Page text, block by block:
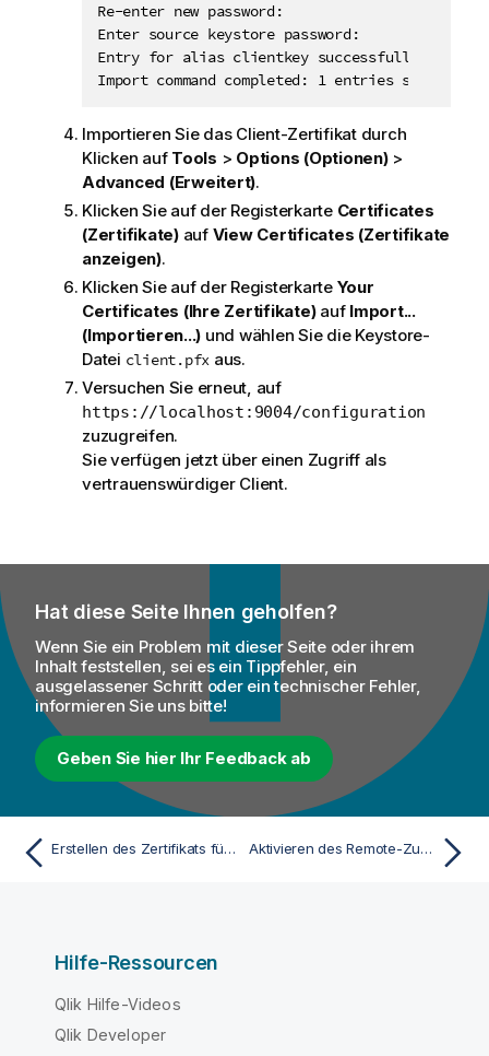
Re-enter new password:
Enter source keystore password:
Entry for alias clientkey successfully
Import command completed: 1 entries
Importieren Sie das Client-Zertifikat durch
Klicken auf Tools > Options (Optionen)>
Advanced (Erweitert).
Klicken Sie auf der Registerkarte Certificates
(Zertifikate)auf View Certificates (Zertifikate
anzeigen).
Klicken Sie auf der Registerkarte Your
Certificates (Ihre Zertifikate)auf Import...
(Importieren...) und wählen Sie die Keystore-
Datei client.pfx aus.
Versuchen Sie erneut, auf
https://localhost:9004/configuration
zuzugreifen.
Sie verfügen jetzt über einen Zugriff als
vertrauenswürdiger Client.
Hat diese Seite Ihnen geholfen?
Wenn Sie ein Problem mit dieser Seite oder ihrem
Inhalt feststellen, sei es ein Tippfehler, ein
ausgelassener Schritt oder ein technischer Fehler,
informieren Sie uns bitte!
Geben Sie hier Ihr Feedback ab
Erstellen des Zertifikats für vertrauenswürdige Clients Aktivieren des Remote-Zugriffs über HTTP (optional)
Hilfe-Ressourcen
Qlik Hilfe-Videos
Qlik Developer